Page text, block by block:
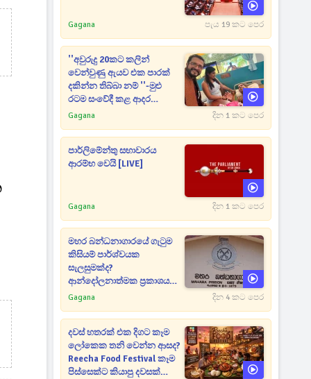
Gagana පැය 19 කට පෙර
''අවුරුදු 20කට කලින්
වෙන්වුණු ඇයව එක පාරක්
දකින්න තිබ්බා නම් ''-මුළු
රටම සංවේදී කළ ආදර
අමරණීය මතකය
Gagana දින 1 කට පෙර
පාර්ලිමේන්තු සභාවාරය
ආරම්භ වෙයි [LIVE]
Gagana දින 1 කට පෙර
මහර බන්ධනාගාරයේ ගැටුම
කිසියම් පාර්ශ්වයක
සැලසුමක්ද?
ආන්දෝලනාත්මක ප්‍රකාශයක්
එළියට [VIDEO]
Gagana දින 4 කට පෙර
දවස් හතරක් එක දිගට කෑම
ලෝකෙක තනි වෙන්න ආසද?
Reecha Food Festival කෑම
පිස්සෙක්ට කියාපු දවසක්